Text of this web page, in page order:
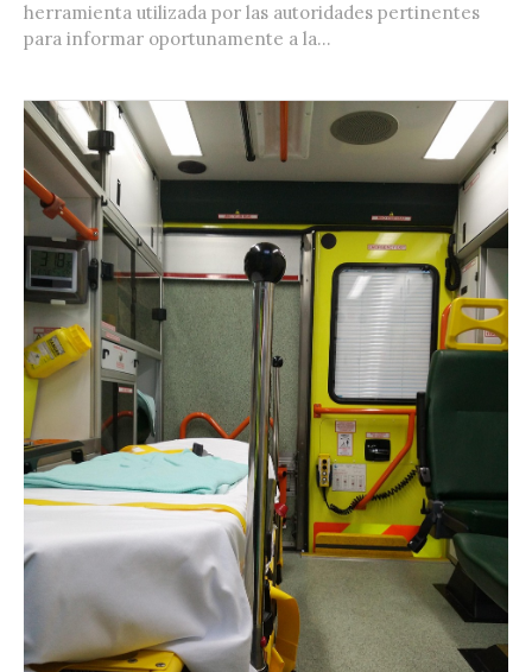
herramienta utilizada por las autoridades pertinentes
para informar oportunamente a la...